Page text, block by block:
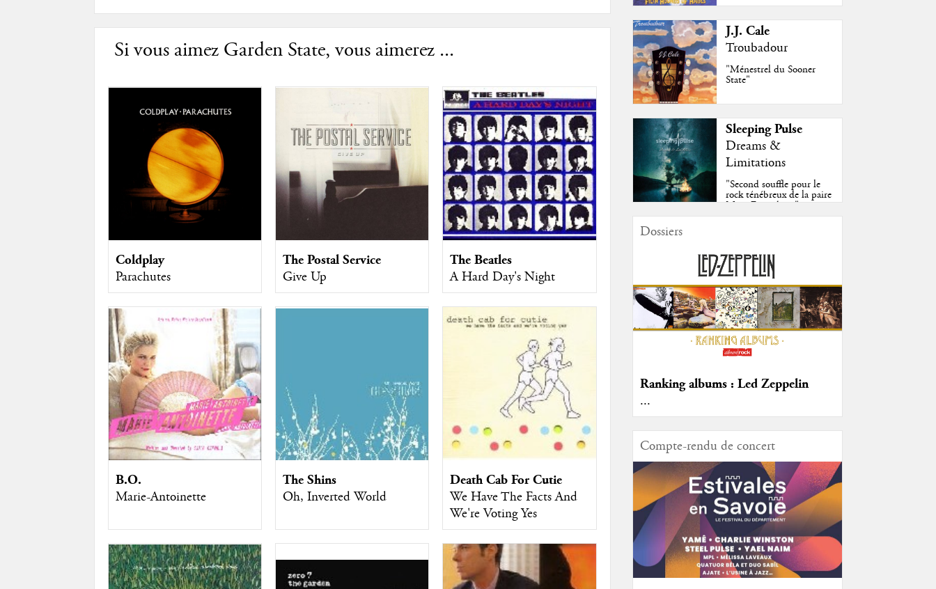
Si vous aimez Garden State, vous aimerez ...
Coldplay
Parachutes
The Postal Service
Give Up
The Beatles
A Hard Day's Night
B.O.
Marie-Antoinette
The Shins
Oh, Inverted World
Death Cab For Cutie
We Have The Facts And
We're Voting Yes
J.J. Cale
Troubadour
"Ménestrel du Sooner
State"
Sleeping Pulse
Dreams &
Limitations
"Second souffle pour le
rock ténébreux de la paire
Moss-Fazendeiro"
Dossiers
Ranking albums : Led Zeppelin
...
Compte-rendu de concert